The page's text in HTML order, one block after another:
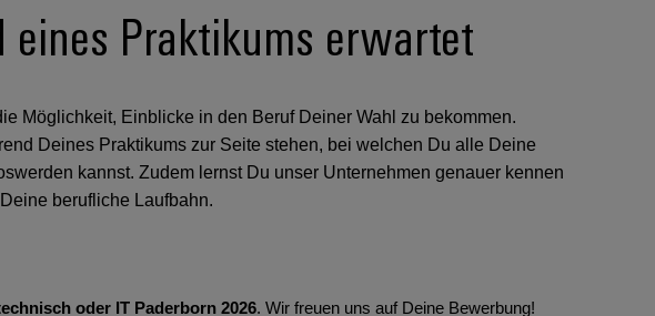
Praktikums erwartet
Möglichkeit, Einblicke in den Beruf Deiner Wahl zu bekommen.
Deines Praktikums zur Seite stehen, bei welchen Du alle Deine
kannst. Zudem lernst Du unser Unternehmen genauer kennen
berufliche Laufbahn.
oder IT Paderborn 2026. Wir freuen uns auf Deine Bewerbung!